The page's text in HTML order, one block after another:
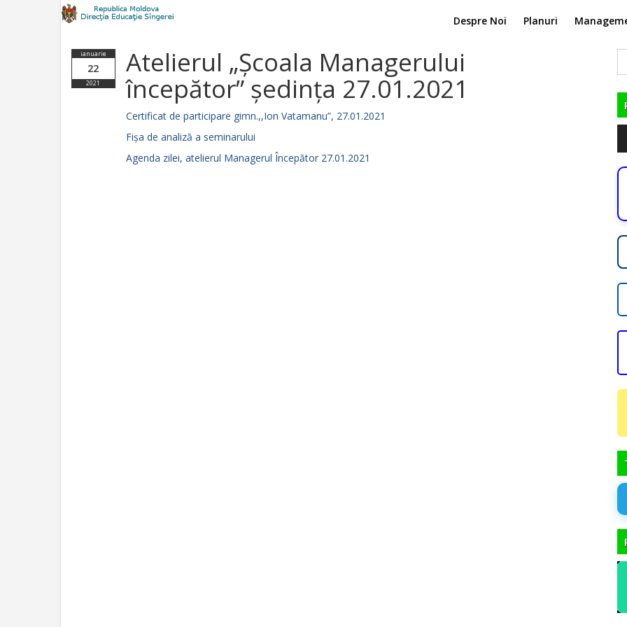
Despre Noi Planuri
ianuarie
22
2021
Atelierul „Școala Managerului
începător” ședința 27.01.2021
Certificat de participare gimn.,,Ion Vatamanu”, 27.01.2021
Fişa de analiză a seminarului
Agenda zilei, atelierul Managerul Începător 27.01.2021